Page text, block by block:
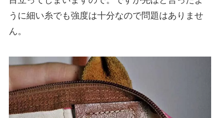
うに細い糸でも強度は十分なので問題はありませ
ん。